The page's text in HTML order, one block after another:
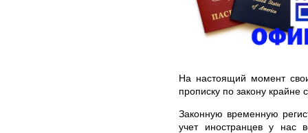
На настоящий момент
прописку по закону крайне
Законную временную
учет иностранцев у нас